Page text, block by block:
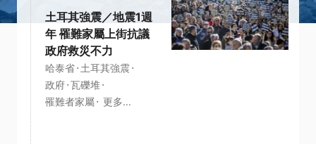
土耳其強震／地震1週
年 罹難家屬上街抗議
政府救災不力
哈泰省· 土耳其強震·
政府·瓦礫堆·
罹難者家屬· 更多...